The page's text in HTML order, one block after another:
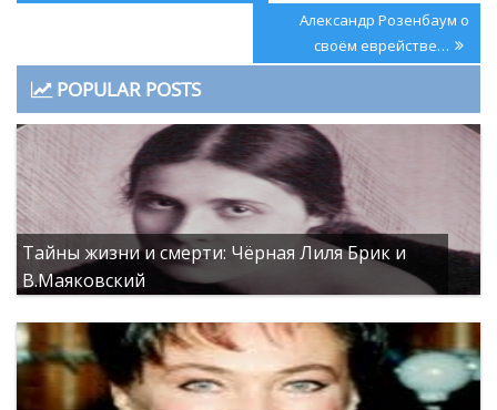
поPost:
Next
Post:
Александр Розенбаум о
своём еврействe…
POPULAR POSTS
Тайны жизни и смерти: Чёрная Лиля Брик и
В.Маяковский